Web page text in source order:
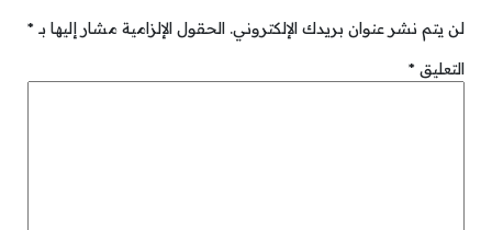
لن يتم نشر عنوان بريدك الإلكتروني. الحقول الإلزامية مشار إليها بـ *
التعليق *